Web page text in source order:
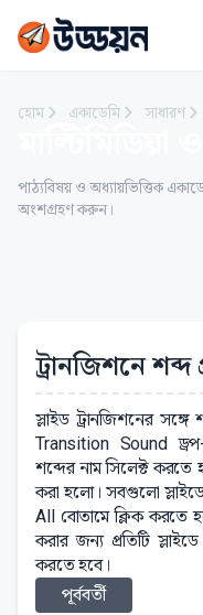
হোম একাডেমি সাধারণ
পাঠ্যবিষয় ও অধ্যায়ভিত্তিক
অংশগ্রহণ করুন।
ট্রানজিশনে
স্লাইড ট্রানজিশনের
Transition Sound
শব্দের নাম সিলেক্ট করতে
করা হলো। সবগুলো
All বোতামে ক্লিক করতে
করার জন্য প্রতিটি
করতে হবে।
পূর্ববর্তী